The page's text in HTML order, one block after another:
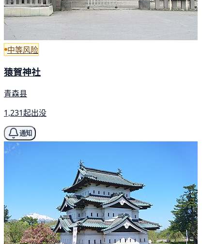
中等风险
猿賀神社
青森县
1,231起出没
通知